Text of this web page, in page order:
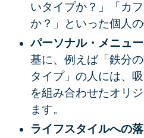
いタイプか？」「カ
か？」といった個人
パーソナル・メニュ
基に、例えば「鉄分
タイプ」の人には、
を組み合わせたオリ
ます。
ライフスタイルへの